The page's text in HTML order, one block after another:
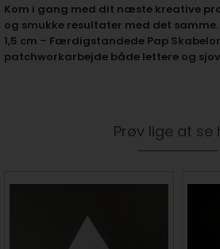
Kom i gang med dit næste kreative
og smukke resultater med det
1,5 cm – Færdigstandede Pap
patchworkarbejde både lettere og
Prøv lige at se